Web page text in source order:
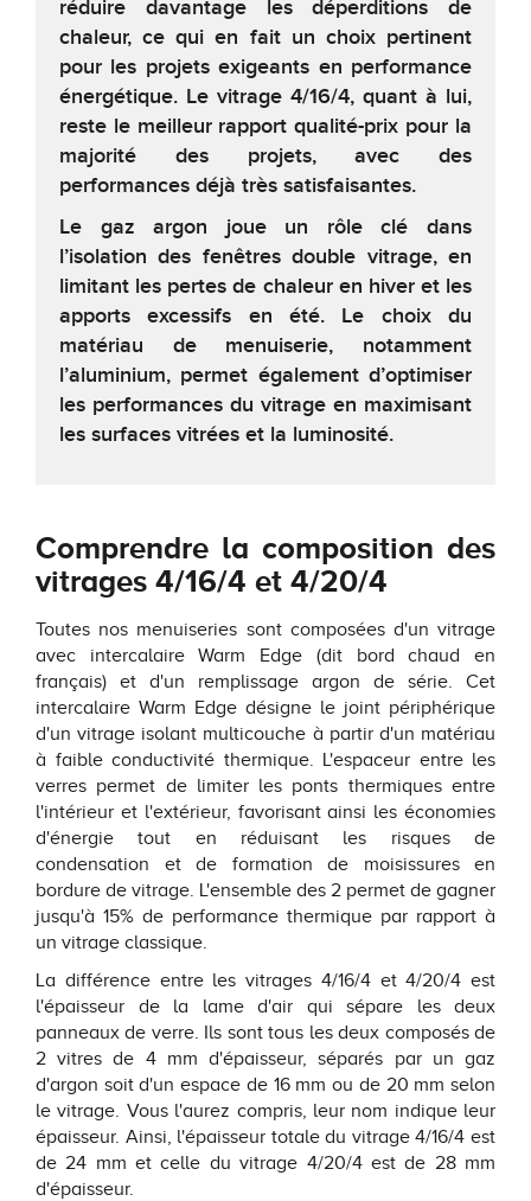
réduire davantage les déperditions de
chaleur, ce qui en fait un choix pertinent
pour les projets exigeants en performance
énergétique. Le vitrage 4/16/4, quant à lui,
reste le meilleur rapport qualité-prix pour la
majorité des projets, avec des
performances déjà très satisfaisantes.
Le gaz argon joue un rôle clé dans
l’isolation des fenêtres double vitrage, en
limitant les pertes de chaleur en hiver et les
apports excessifs en été. Le choix du
matériau de menuiserie, notamment
l’aluminium, permet également d’optimiser
les performances du vitrage en maximisant
les surfaces vitrées et la luminosité.
Comprendre la composition des
vitrages 4/16/4 et 4/20/4
Toutes nos menuiseries sont composées d'un vitrage
avec intercalaire Warm Edge (dit bord chaud en
français) et d'un remplissage argon de série. Cet
intercalaire Warm Edge désigne le joint périphérique
d'un vitrage isolant multicouche à partir d'un matériau
à faible conductivité thermique. L'espaceur entre les
verres permet de limiter les ponts thermiques entre
l'intérieur et l'extérieur, favorisant ainsi les économies
d'énergie tout en réduisant les risques de
condensation et de formation de moisissures en
bordure de vitrage. L'ensemble des 2 permet de gagner
jusqu'à 15% de performance thermique par rapport à
un vitrage classique.
La différence entre les vitrages 4/16/4 et 4/20/4 est
l'épaisseur de la lame d'air qui sépare les deux
panneaux de verre. Ils sont tous les deux composés de
2 vitres de 4 mm d'épaisseur, séparés par un gaz
d'argon soit d'un espace de 16 mm ou de 20 mm selon
le vitrage. Vous l'aurez compris, leur nom indique leur
épaisseur. Ainsi, l'épaisseur totale du vitrage 4/16/4 est
de 24 mm et celle du vitrage 4/20/4 est de 28 mm
d'épaisseur.